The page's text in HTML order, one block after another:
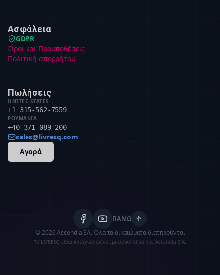
Ασφάλεια
GDPR
Όροι και Προϋποθέσεις
Πολιτική απορρήτου
Πωλήσεις
UNITED STATES
+1 315-562-7559
ΡΟΥΜΑΝΊΑ
+40 371-089-200
sales@livresq.com
Αγορά
ΠΆΝΩ
© 2026 Ascendia SA. Όλα τα δικαιώματα διατηρούνται
Το LIVRESQ είναι καταχωρημένο εμπορικό σήμα της Ascendia S.A.